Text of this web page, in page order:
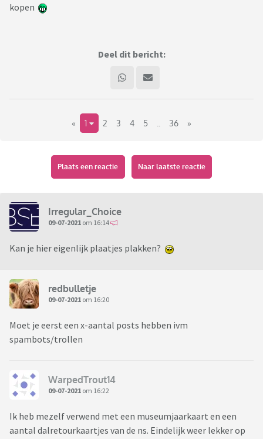
kopen
Deel dit bericht:
« 1 2 3 4 5 36 »
Plaats een reactie Naar laatste reactie
Irregular_Choice
09-07-2021 om 16:14
Kan je hier eigenlijk plaatjes plakken?
redbulletje
09-07-2021 om 16:20
Moet je eerst een x-aantal posts hebben ivm
spambots/trollen
WarpedTrout14
09-07-2021 om 16:22
Ik heb mezelf verwend met een museumjaarkaart en een
aantal dalretourkaartjes van de ns. Eindelijk weer lekker op